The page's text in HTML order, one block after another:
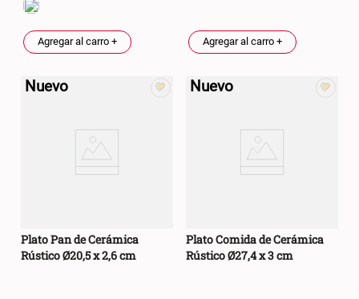
Agregar al carro + Agregar al carro +
Nuevo
Plato Pan de Cerámica
Rústico Ø20,5 x 2,6 cm
Nuevo
Plato Comida de Cerámica
Rústico Ø27,4 x 3 cm